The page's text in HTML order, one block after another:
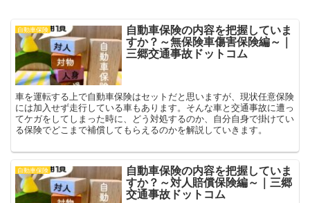
自動車保険 自動車保険の内容を把握していま
すか？～無保険車傷害保険編～｜
三郷交通事故ドットコム
車を運転する上で自動車保険はセットだと思いますが、現状任意保険
には加入せず走行している車もあります。そんな車と交通事故に遭っ
てケガをしてしまった時に、どう対処するのか、自分自身で掛けてい
る保険でどこまで補償してもらえるのかを解説していきます。
自動車保険 自動車保険の内容を把握していま
すか？～対人賠償保険編～｜三郷
交通事故ドットコム